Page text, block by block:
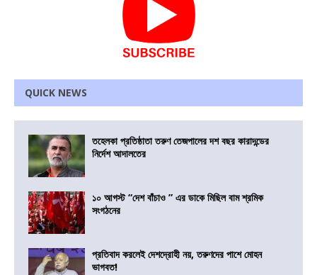
QUICK NEWS
তহেলকা প্রতিষ্ঠাতা তরুণ তেজপালের দশ বছর কারাদন্ডের
নির্দেশ আদালতের
১০ আগস্ট “দেশ বাঁচাও ” এর ডাকে মিছিল বাম শ্রমিক
সংগঠনের
প্রতিবাদ করলেই দেশদ্রোহী নয়, তরুণদের পাশে মোহন
ভাগবত!